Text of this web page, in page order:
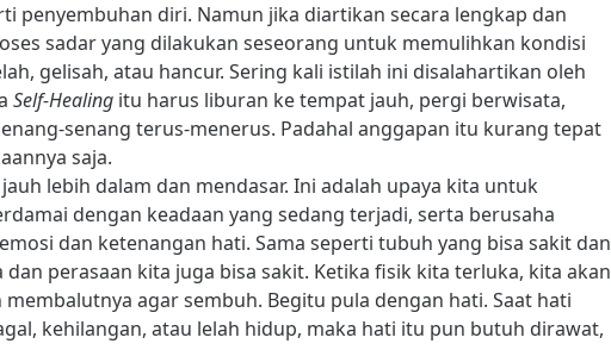
penyembuhan diri. Namun jika diartikan secara lengkap dan
sadar yang dilakukan seseorang untuk memulihkan kondisi
gelisah, atau hancur. Sering kali istilah ini disalahartikan oleh
Self-Healing itu harus liburan ke tempat jauh, pergi berwisata,
senang terus-menerus. Padahal anggapan itu kurang tepat
saja.
jauh lebih dalam dan mendasar. Ini adalah upaya kita untuk
dengan keadaan yang sedang terjadi, serta berusaha
dan ketenangan hati. Sama seperti tubuh yang bisa sakit dan
perasaan kita juga bisa sakit. Ketika fisik kita terluka, kita akan
agar sembuh. Begitu pula dengan hati. Saat hati
kehilangan, atau lelah hidup, maka hati itu pun butuh dirawat,